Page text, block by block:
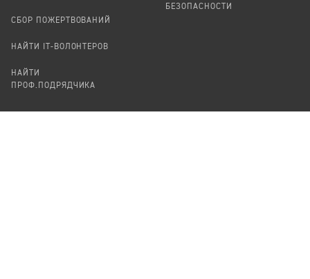
СБОР ПОЖЕРТВОВАНИЙ
НАЙТИ IT-ВОЛОНТЕРОВ
НАЙТИ
ПРОФ.ПОДРЯДЧИКА
БЕЗОПАСНОСТИ